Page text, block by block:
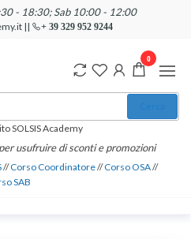
- 18:30; Sab 10:00 - 12:00
|| + 39 329 952 9244
SOLSIS Academy
usufruire di sconti e promozioni
//Corso Coordinatore//Corso OSA//
SAB
0